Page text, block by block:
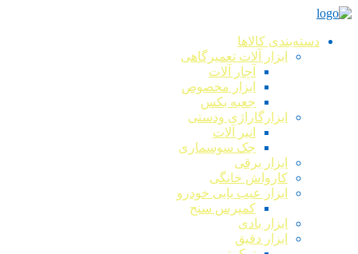
دسته‌بندی کالاها
ابزار آلات تعمیرگاهی
آچار آلات
ابزار مخصوص
جعبه بکس
ابزارگاراژی ودستی
انبر آلات
جک سوسماری
ابزار برقی
کارواش خانگی
ابزار عیب یابی خودرو
کمپرس سنج
ابزار بادی
ابزار دقیق